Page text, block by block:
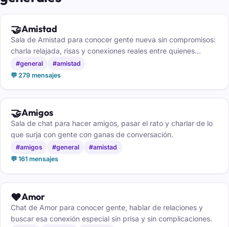
🤝Amistad
Sala de Amistad para conocer gente nueva sin compromisos:
charla relajada, risas y conexiones reales entre quienes
buscan buena compañía.
#general
#amistad
💬 279 mensajes
🤝Amigos
Sala de chat para hacer amigos, pasar el rato y charlar de lo
que surja con gente con ganas de conversación.
#amigos #general
#amistad
💬 161 mensajes
❤️Amor
Chat de Amor para conocer gente, hablar de relaciones y
buscar esa conexión especial sin prisa y sin complicaciones.